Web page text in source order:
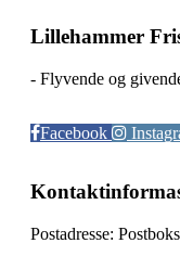
Lillehammer
- Flyvende og
Facebook
Postadresse: